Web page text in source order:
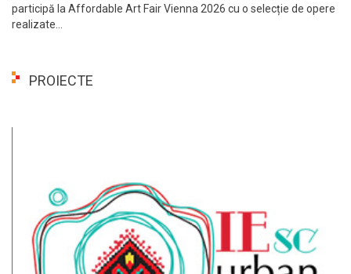
participă la Affordable Art Fair Vienna 2026 cu o selecție de opere
realizate...
PROIECTE